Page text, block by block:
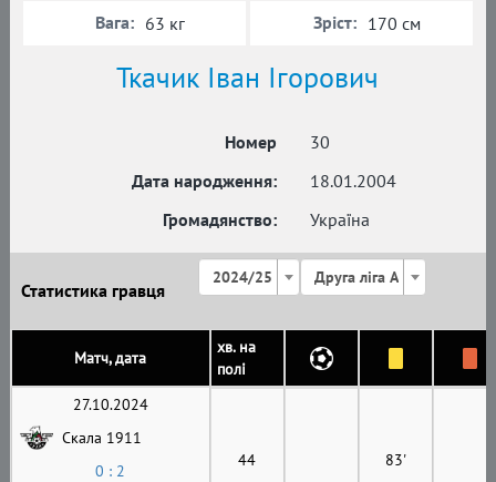
Ткачик Іван Ігорович
Номер
30
Дата народження:
18.01.2004
Громадянство:
Україна
Вага: 63 кг Зріст: 170 см
Статистика гравця
2024/25 Друга ліга А
Матч, дата
хв. на
полі
27.10.2024
Скала 1911
0 : 2
44 83'